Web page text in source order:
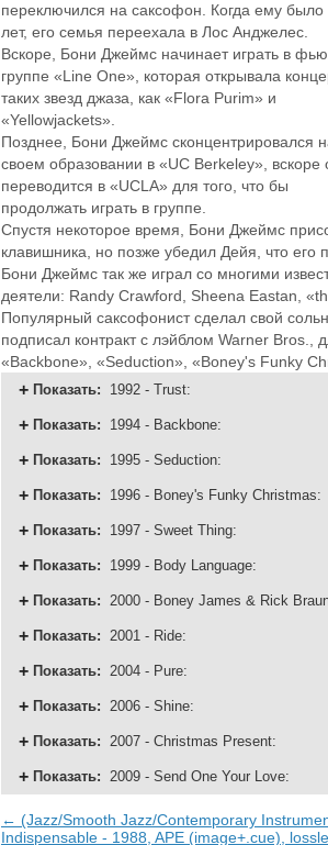
переключился на саксофон. Когда ему было
лет, его семья переехала в Лос Анджелес.
Вскоре, Бони Джеймс начинает играть в
группе «Line One», которая открывала
таких звезд джаза, как «Flora Purim» и
«Yellowjackets».
Позднее, Бони Джеймс сконцентрировался
своем образовании в «UC Berkeley», вскоре
переводится в «UCLA» для того, что бы
продолжать играть в группе.
Спустя некоторое время, Бони Джеймс
клавишника, но позже убедил Дейя, что его
Бони Джеймс так же играл со многими
деятели: Randy Crawford, Sheena Eastan,
Популярный саксофонист сделал свой
подписал контракт с лэйблом Warner Bros.,
«Backbone», «Seduction», «Boney's Funky
Показать: 1992 - Trust:
Показать: 1994 - Backbone:
Показать: 1995 - Seduction:
Показать: 1996 - Boney's Funky Christmas:
Показать: 1997 - Sweet Thing:
Показать: 1999 - Body Language:
Показать: 2000 - Boney James & Rick
Показать: 2001 - Ride:
Показать: 2004 - Pure:
Показать: 2006 - Shine:
Показать: 2007 - Christmas Present:
Показать: 2009 - Send One Your Love:
← (Jazz/Smooth Jazz/Contemporary
Indispensable - 1988, APE (image+.cue),